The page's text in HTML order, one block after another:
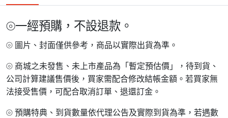
⦾一經預購，不設退款。
⦾ 圖片、封面僅供參考，商品以實際出貨為準。
⦾ 商城之未發售、未上市產品為「暫定預估價」，待到貨、
公司計算建議售價後，買家需配合修改結帳金額。若買家無
法接受售價，可配合取消訂單、退還訂金。
⦾ 預購特典、到貨數量依代理公告及實際到貨為準，若遇數